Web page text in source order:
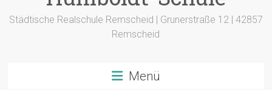
Städtische Realschule Remscheid | Grunerstraße 12 | 42857
Remscheid
Menü